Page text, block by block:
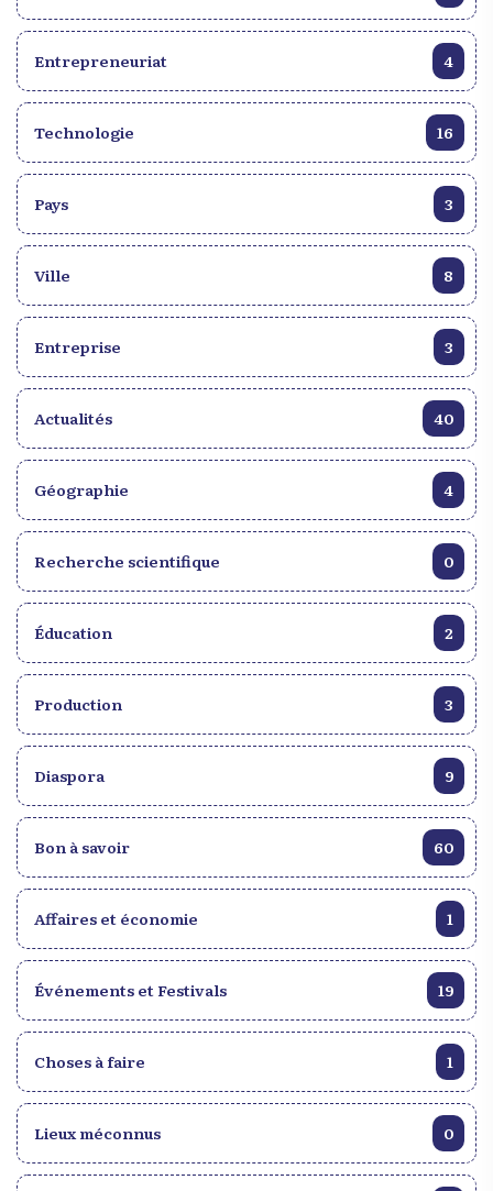
Entrepreneuriat 4
Technologie 16
Pays 3
Ville 8
Entreprise 3
Actualités 40
Géographie 4
Recherche scientifique 0
Éducation 2
Production 3
Diaspora 9
Bon à savoir 60
Affaires et économie 1
Événements et Festivals 19
Choses à faire 1
Lieux méconnus 0